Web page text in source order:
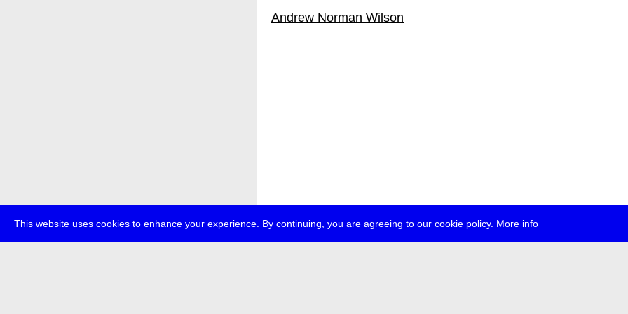
This website uses cookies to enhance your experience. By continuing, you are agreeing to our cookie policy. More info
Andrew Norman Wilson